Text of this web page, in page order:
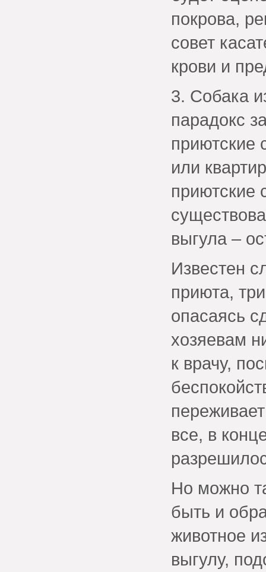
покрова,
совет
крови и
3. Собака
парадокс
приютские
или
приютские
выгула –
Известен
приюта,
опасаясь
хозяевам
к врачу,
все, в
Но можно
быть и
животное
выгулу,